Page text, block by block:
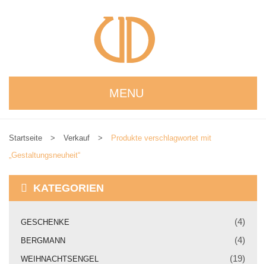
MENU
Startseite > Verkauf >
Produkte verschlagwortet mit
„Gestaltungsneuheit“
KATEGORIEN
GESCHENKE (4)
BERGMANN (4)
WEIHNACHTSENGEL (19)